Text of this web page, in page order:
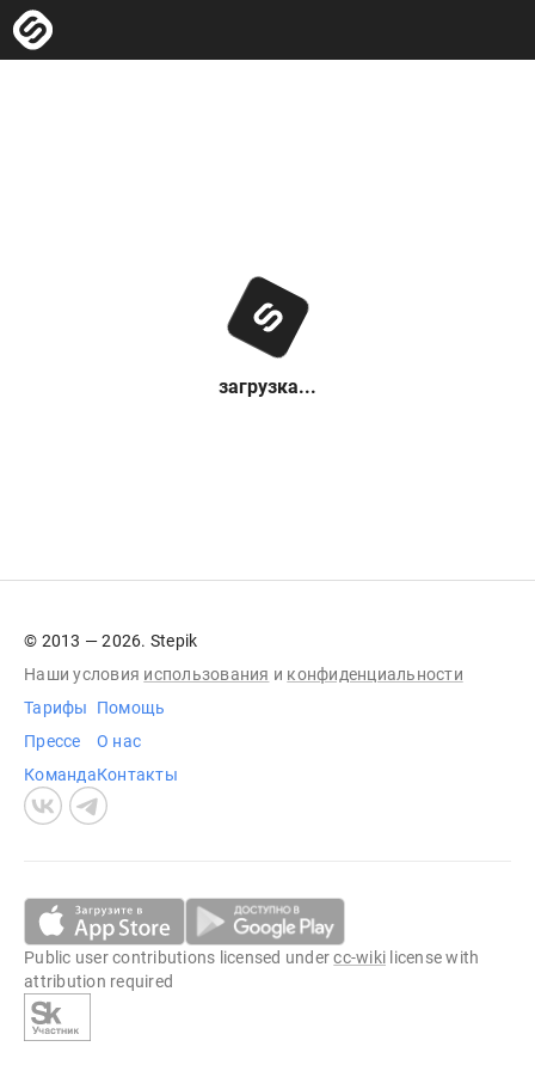
загрузка...
© 2013 — 2026. Stepik
Наши условия использования и конфиденциальности
Тарифы
Прессе
Команда
Помощь
О нас
Контакты
Public user contributions licensed undercc-wiki license with
attribution required